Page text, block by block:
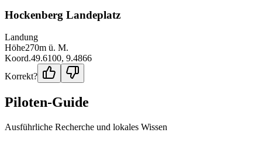
Hockenberg Landeplatz
Landung
Höhe270m ü. M.
Koord.49.6100, 9.4866
Korrekt?
Piloten-Guide
Ausführliche Recherche und lokales Wissen